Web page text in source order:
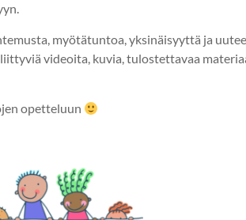
myötätuntoa, yksinäisyyttä ja
videoita, kuvia, tulostettavaa
opetteluun